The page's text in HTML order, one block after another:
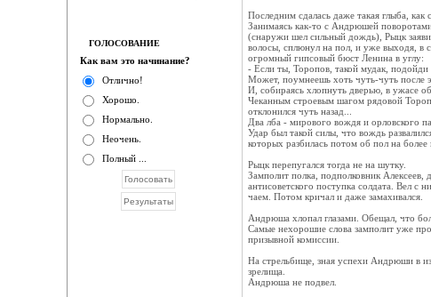
ГОЛОСОВАНИЕ
Как вам это начинание?
Отлично!
Хорошо.
Нормально.
Неочень.
Полный ...
Последним сдалась даже такая глыба, как
Занимаясь как-то с Андрюшей
(снаружи шел сильный дождь), Рыцк
волосы, сплюнул на пол, и уже выходя, в
огромный гипсовый бюст Ленина в углу:
- Если ты, Торопов, такой мудак,
Может, поумнеешь хоть чуть-чуть после
И, собираясь хлопнуть дверью, в ужасе
Чеканным строевым шагом рядовой
отклонился чуть назад...
Два лба - мирового вождя и орловского
Удар был такой силы, что вождь
которых разбилась потом об пол на более
Рыцк перепугался тогда не на шутку.
Замполит полка, подполковник Алексеев,
антисоветского поступка солдата. Вел с
чаем. Потом кричал и даже замахивался.
Андрюша хлопал глазами. Обещал, что
Самые нехорошие слова замполит уже
призывной комиссии.
На стрельбище, зная успехи Андрюши в
зрелища.
Андрюша не подвел.